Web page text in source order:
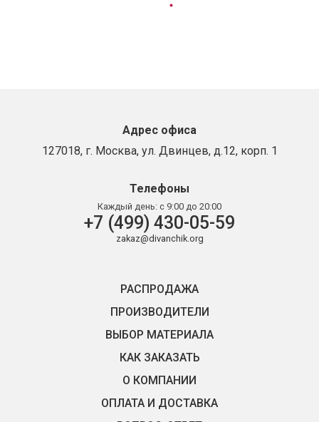
Адрес офиса
127018, г. Москва, ул. Двинцев, д.12, корп. 1
Телефоны
Каждый день: с 9:00 до 20:00
+7 (499) 430-05-59
zakaz@divanchik.org
РАСПРОДАЖА
ПРОИЗВОДИТЕЛИ
ВЫБОР МАТЕРИАЛА
КАК ЗАКАЗАТЬ
О КОМПАНИИ
ОПЛАТА И ДОСТАВКА